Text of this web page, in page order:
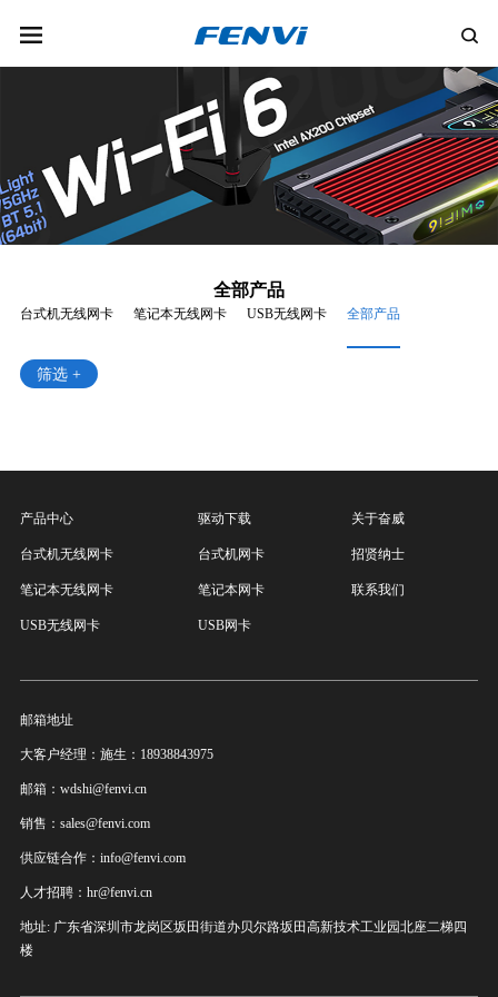
全部产品
台式机无线网卡 笔记本无线网卡 USB无线网卡 全部产品
筛选 +
产品中心
台式机无线网卡
笔记本无线网卡
USB无线网卡
驱动下载
台式机网卡
笔记本网卡
USB网卡
关于奋威
招贤纳士
联系我们
邮箱地址
大客户经理：施生：18938843975
邮箱：wdshi@fenvi.cn
销售：sales@fenvi.com
供应链合作：info@fenvi.com
人才招聘：hr@fenvi.cn
地址: 广东省深圳市龙岗区坂田街道办贝尔路坂田高新技术工业园北座二梯四
楼